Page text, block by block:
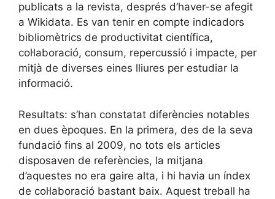
publicats a la revista, després d’haver-se afegit
a Wikidata. Es van tenir en compte indicadors
bibliomètrics de productivitat científica,
col·laboració, consum, repercussió i impacte, per
mitjà de diverses eines lliures per estudiar la
informació.
Resultats: s’han constatat diferències notables
en dues èpoques. En la primera, des de la seva
fundació fins al 2009, no tots els articles
disposaven de referències, la mitjana
d’aquestes no era gaire alta, i hi havia un índex
de col·laboració bastant baix. Aquest treball ha